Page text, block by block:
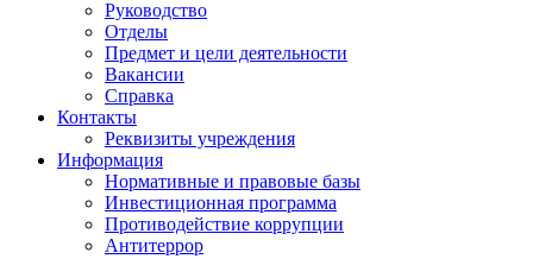
Руководство
Отделы
Предмет и цели деятельности
Вакансии
Справка
Контакты
Реквизиты учреждения
Информация
Нормативные и правовые базы
Инвестиционная программа
Противодействие коррупции
Антитеррор